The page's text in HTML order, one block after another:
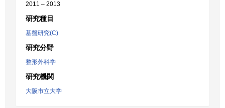
2011 – 2013
研究種目
基盤研究(C)
研究分野
整形外科学
研究機関
大阪市立大学